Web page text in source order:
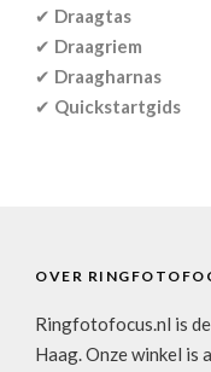
✔ Draagtas
✔ Draagriem
✔ Draagharnas
✔ Quickstartgids
OVER
Ringfotofocus.nl is
Haag. Onze winkel is